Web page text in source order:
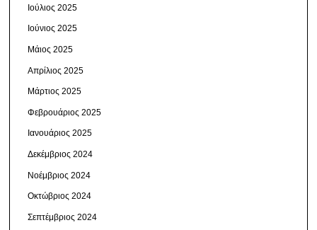
Ιούλιος 2025
Ιούνιος 2025
Μάιος 2025
Απρίλιος 2025
Μάρτιος 2025
Φεβρουάριος 2025
Ιανουάριος 2025
Δεκέμβριος 2024
Νοέμβριος 2024
Οκτώβριος 2024
Σεπτέμβριος 2024